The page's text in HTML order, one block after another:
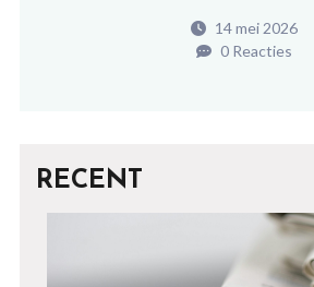
14 mei 2026
0 Reacties
RECENT